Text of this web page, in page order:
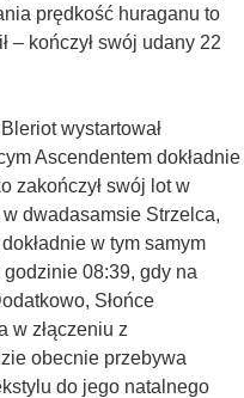
prędkość huraganu to
– kończył swój udany 22
wystartował
Ascendentem dokładnie
zakończył swój lot w
dwadasamsie Strzelca,
w tym samym
godzinie 08:39, gdy na
Słońce
w złączeniu z
obecnie przebywa
do jego natalnego